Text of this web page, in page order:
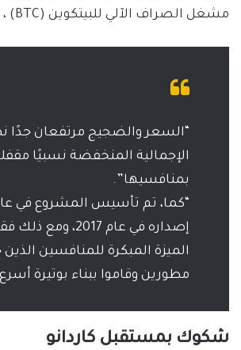
مشغل الصراف الآلي للبيتكوين (BTC) ، CoinFlip، بأن:
“السعر والضجيج مرتفعان جدًا
الإجمالية المنخفضة نسبيًا
بمنافسيها”.
إصداره في عام 2017،
الميزة المبكرة للمنافسين الذين
مطورين وقاموا ببناء بوتيرة
شكوك بمستقبل كاردانو